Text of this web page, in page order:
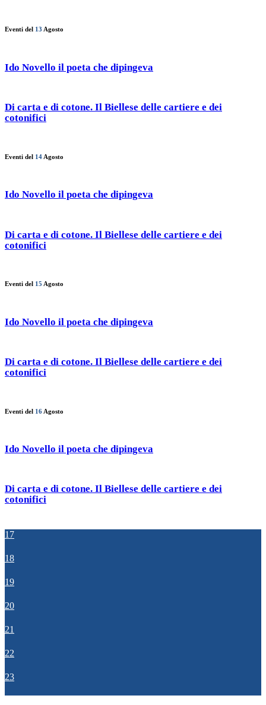
Eventi del 13 Agosto
Ido Novello il poeta che dipingeva
Di carta e di cotone. Il Biellese delle cartiere e dei
cotonifici
Eventi del 14 Agosto
Ido Novello il poeta che dipingeva
Di carta e di cotone. Il Biellese delle cartiere e dei
cotonifici
Eventi del 15 Agosto
Ido Novello il poeta che dipingeva
Di carta e di cotone. Il Biellese delle cartiere e dei
cotonifici
Eventi del 16 Agosto
Ido Novello il poeta che dipingeva
Di carta e di cotone. Il Biellese delle cartiere e dei
cotonifici
17
18
19
20
21
22
23